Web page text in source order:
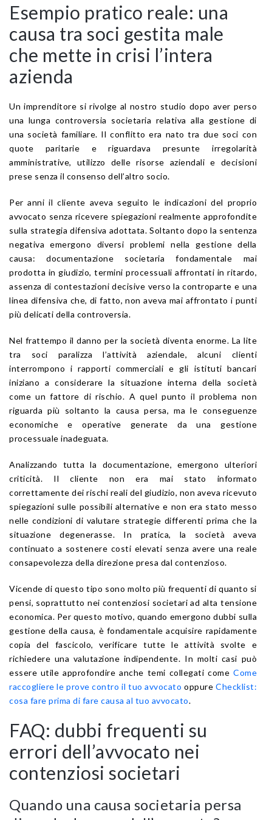
Esempio pratico reale: una
causa tra soci gestita male
che mette in crisi l’intera
azienda
Un imprenditore si rivolge al nostro studio dopo aver perso
una lunga controversia societaria relativa alla gestione di
una società familiare. Il conflitto era nato tra due soci con
quote paritarie e riguardava presunte irregolarità
amministrative, utilizzo delle risorse aziendali e decisioni
prese senza il consenso dell’altro socio.
Per anni il cliente aveva seguito le indicazioni del proprio
avvocato senza ricevere spiegazioni realmente approfondite
sulla strategia difensiva adottata. Soltanto dopo la sentenza
negativa emergono diversi problemi nella gestione della
causa: documentazione societaria fondamentale mai
prodotta in giudizio, termini processuali affrontati in ritardo,
assenza di contestazioni decisive verso la controparte e una
linea difensiva che, di fatto, non aveva mai affrontato i punti
più delicati della controversia.
Nel frattempo il danno per la società diventa enorme. La lite
tra soci paralizza l’attività aziendale, alcuni clienti
interrompono i rapporti commerciali e gli istituti bancari
iniziano a considerare la situazione interna della società
come un fattore di rischio. A quel punto il problema non
riguarda più soltanto la causa persa, ma le conseguenze
economiche e operative generate da una gestione
processuale inadeguata.
Analizzando tutta la documentazione, emergono ulteriori
criticità. Il cliente non era mai stato informato
correttamente dei rischi reali del giudizio, non aveva ricevuto
spiegazioni sulle possibili alternative e non era stato messo
nelle condizioni di valutare strategie differenti prima che la
situazione degenerasse. In pratica, la società aveva
continuato a sostenere costi elevati senza avere una reale
consapevolezza della direzione presa dal contenzioso.
Vicende di questo tipo sono molto più frequenti di quanto si
pensi, soprattutto nei contenziosi societari ad alta tensione
economica. Per questo motivo, quando emergono dubbi sulla
gestione della causa, è fondamentale acquisire rapidamente
copia del fascicolo, verificare tutte le attività svolte e
richiedere una valutazione indipendente. In molti casi può
essere utile approfondire anche temi collegati come Come
raccogliere le prove contro il tuo avvocato oppure Checklist:
cosa fare prima di fare causa al tuo avvocato.
FAQ: dubbi frequenti su
errori dell’avvocato nei
contenziosi societari
Quando una causa societaria persa